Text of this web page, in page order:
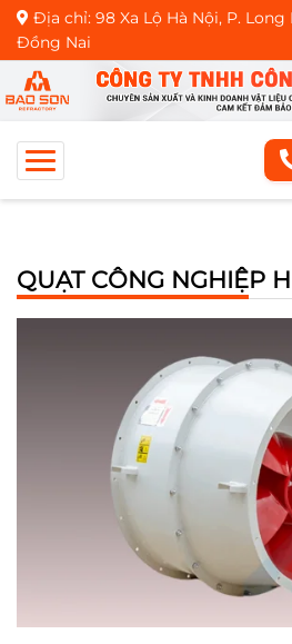
Địa chỉ: 98 Xa Lộ Hà Nội, P.
Đồng Nai
QUẠT CÔNG NGHIỆP